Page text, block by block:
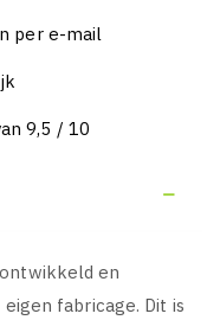
per e-mail
9,5 / 10

en
fabricage. Dit is